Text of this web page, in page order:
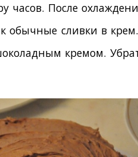
часов. После
обычные сливки в крем.
кремом.